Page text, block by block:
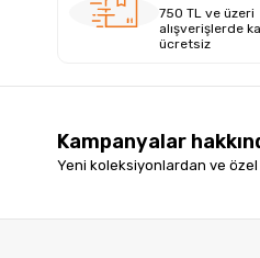
750 TL ve üzeri
alışverişlerde
ücretsiz
Kampanyalar
Yeni koleksiyonlardan ve